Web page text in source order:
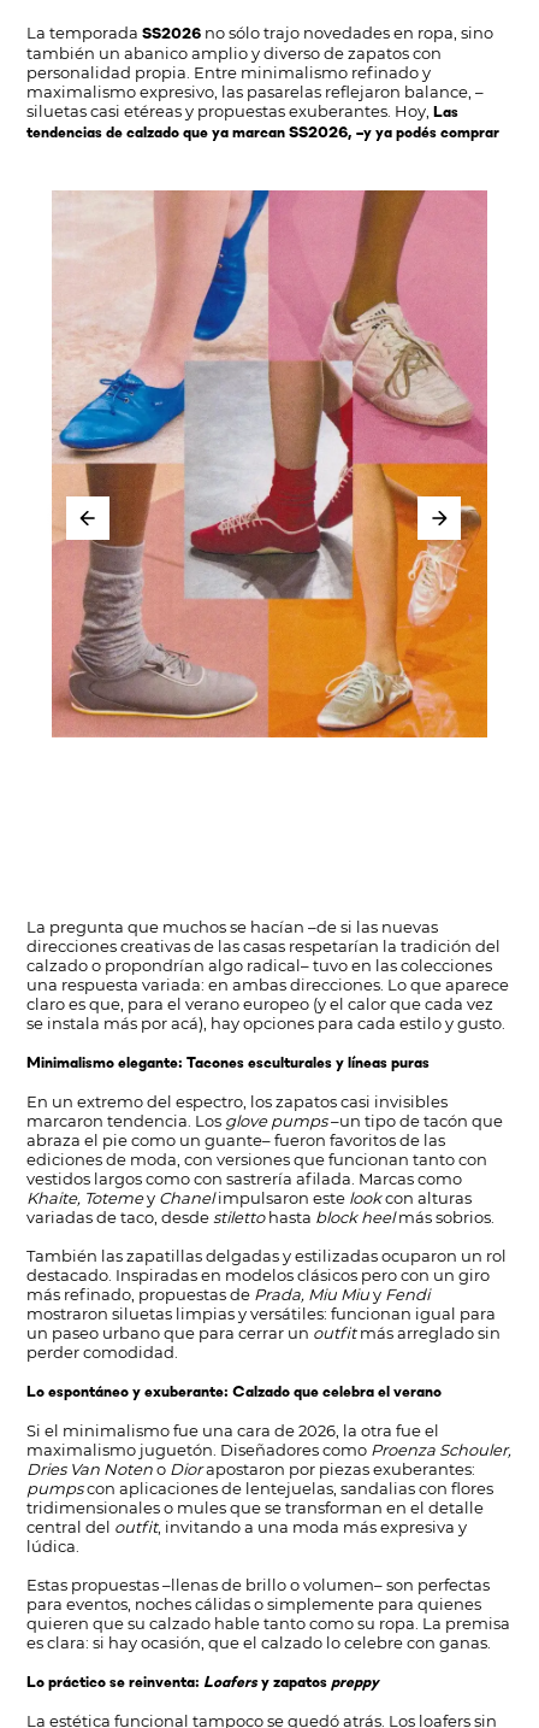
La temporadaSS2026 no sólo trajo novedades en ropa, sino
también un abanico amplio y diverso de zapatos con
personalidad propia. Entre minimalismo refinado y
maximalismo expresivo, las pasarelas reflejaron balance, –
siluetas casi etéreas y propuestas exuberantes. Hoy,Las
tendencias de calzado que ya marcan SS2026, –y ya podés comprar
La pregunta que muchos se hacían –de si las nuevas
direcciones creativas de las casas respetarían la tradición del
calzado o propondrían algo radical– tuvo en las colecciones
una respuesta variada: en ambas direcciones. Lo que aparece
claro es que, para el verano europeo (y el calor que cada vez
se instala más por acá), hay opciones para cada estilo y gusto.
Minimalismo elegante: Tacones esculturales y líneas puras
En un extremo del espectro, los zapatos casi invisibles
marcaron tendencia. Los glove pumps–un tipo de tacón que
abraza el pie como un guante– fueron favoritos de las
ediciones de moda, con versiones que funcionan tanto con
vestidos largos como con sastrería afilada. Marcas como
Khaite, Totemey Chanelimpulsaron este lookcon alturas
variadas de taco, desde stilettohasta block heelmás sobrios.
También las zapatillas delgadas y estilizadas ocuparon un rol
destacado. Inspiradas en modelos clásicos pero con un giro
más refinado, propuestas de Prada, Miu Miuy Fendi
mostraron siluetas limpias y versátiles: funcionan igual para
un paseo urbano que para cerrar un outfitmás arreglado sin
perder comodidad.
Lo espontáneo y exuberante: Calzado que celebra el verano
Si el minimalismo fue una cara de 2026, la otra fue el
maximalismo juguetón. Diseñadores como Proenza Schouler,
Dries Van Noteno Diorapostaron por piezas exuberantes:
pumpscon aplicaciones de lentejuelas, sandalias con flores
tridimensionales o mules que se transforman en el detalle
central del outfit, invitando a una moda más expresiva y
lúdica.
Estas propuestas –llenas de brillo o volumen– son perfectas
para eventos, noches cálidas o simplemente para quienes
quieren que su calzado hable tanto como su ropa. La premisa
es clara: si hay ocasión, que el calzado lo celebre con ganas.
Lo práctico se reinventa: Loafersy zapatospreppy
La estética funcional tampoco se quedó atrás. Los loafers sin